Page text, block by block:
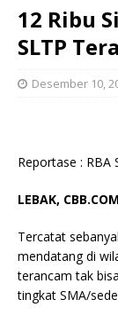
12 Ribu
SLTP
Desember 10,
Reportase : RBA
LEBAK,
Tercatat
mendatang di
terancam tak
tingkat SMA/